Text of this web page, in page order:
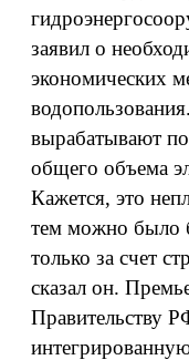
заявил о
экономических
вырабатывают
общего объема
Кажется, это
тем можно было
только за счет
сказал он.
Правительству